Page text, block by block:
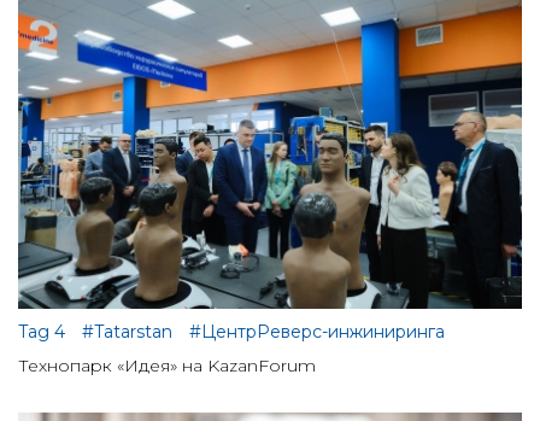
Tag 4 #Tatarstan
#ЦентрРеверс-инжиниринга
Технопарк «Идея» на KazanForum